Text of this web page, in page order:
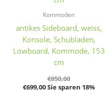
Kommoden
antikes Sideboard, weiss,
Konsole, Schubladen,
Lowboard, Kommode, 153
cm
€850,00
€699,00Sie sparen 18%